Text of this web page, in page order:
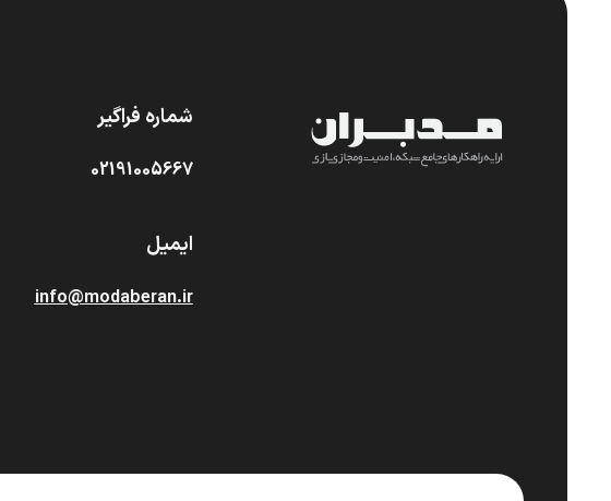
شماره فراگیر
02191005667
ایمیل
info@modaberan.ir